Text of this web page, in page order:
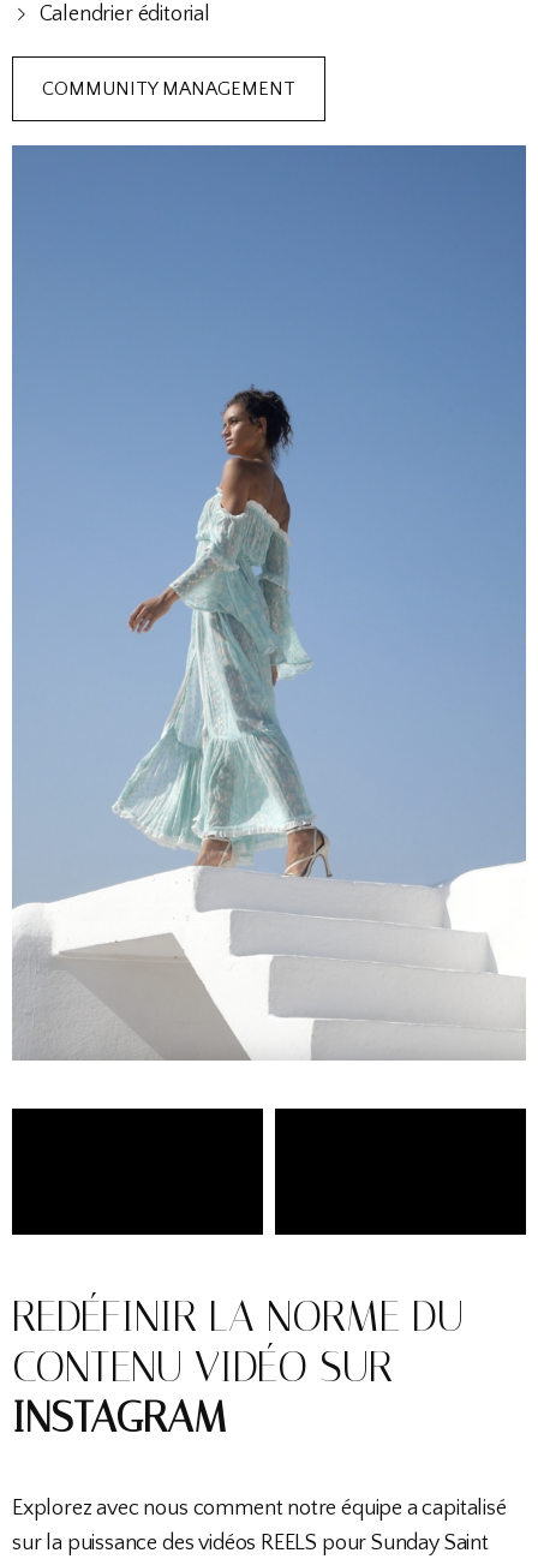
Calendrier éditorial
COMMUNITY MANAGEMENT
REDÉFINIR LA NORME DU
CONTENU VIDÉO SUR
INSTAGRAM
Explorez avec nous comment notre équipe a capitalisé
sur la puissance des vidéos REELS pour Sunday Saint